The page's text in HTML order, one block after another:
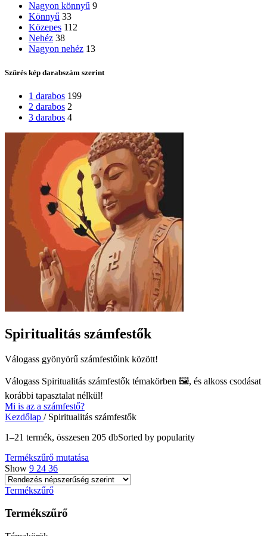
Nagyon könnyű 9
Könnyű 33
Közepes 112
Nehéz 38
Nagyon nehéz 13
Szűrés kép darabszám szerint
1 darabos 199
2 darabos 2
3 darabos 4
Spiritualitás számfestők
Válogass gyönyörű számfestőink között!
Válogass Spiritualitás számfestők témakörben 🖼️, és alkoss csodásat
korábbi tapasztalat nélkül!
Mi is az a számfestő?
Kezdőlap / Spiritualitás számfestők
1–21 termék, összesen 205 dbSorted by popularity
Termékszűrő mutatása
Show 9 24 36
Termékszűrő
Termékszűrő